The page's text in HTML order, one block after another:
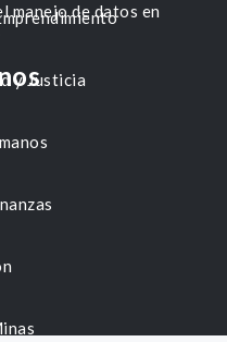
y Justicia
manejo de datos en